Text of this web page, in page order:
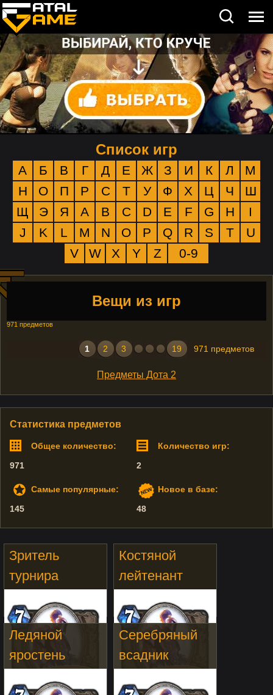
Список игр
А Б В Г Д Е Ж З И К Л
М
Н
О П Р С Т У Ф Х Ц Ч
Ш
Щ
Э Я A B C D E F G H
I
J
K L M N O P Q R S T
U
V
W X Y Z 0-9
Вещи из игр
971 предметов
971 предметов
19
3
2
1
Предметы Дота 2
Статистика предметов
Общее количество:
971
Количество игр:
2
Самые популярные:
145
Новое в базе:
48
Зритель
турнира
Костяной
лейтенант
Ледяной
яростень
Серебряный
всадник